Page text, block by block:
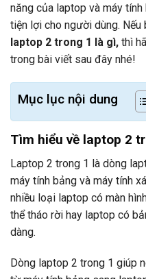
năng của laptop và máy
tiện lợi cho người dùng.
laptop 2 trong 1 là gì, thì
trong bài viết sau đây nhé!
Mục lục nội dung
Tìm hiểu về laptop 2
Laptop 2 trong 1 là dòng
máy tính bảng và máy tính
nhiều loại laptop có màn
thể tháo rời hay laptop có
dàng.
Dòng laptop 2 trong 1 giúp